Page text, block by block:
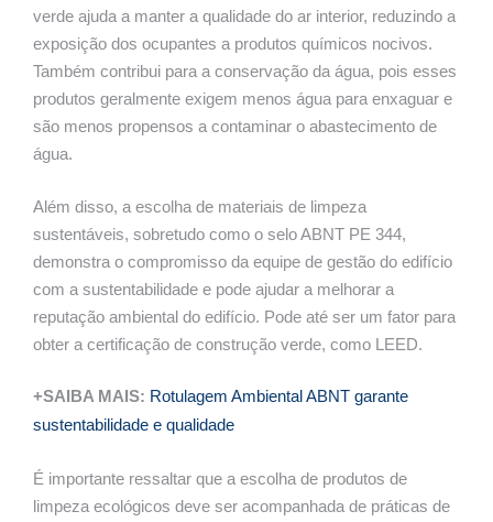
verde ajuda a manter a qualidade do ar interior, reduzindo a
exposição dos ocupantes a produtos químicos nocivos.
Também contribui para a conservação da água, pois esses
produtos geralmente exigem menos água para enxaguar e
são menos propensos a contaminar o abastecimento de
água.
Além disso, a escolha de materiais de limpeza
sustentáveis, sobretudo como o selo ABNT PE 344,
demonstra o compromisso da equipe de gestão do edifício
com a sustentabilidade e pode ajudar a melhorar a
reputação ambiental do edifício. Pode até ser um fator para
obter a certificação de construção verde, como LEED.
+SAIBA MAIS: Rotulagem Ambiental ABNT garante
sustentabilidade e qualidade
É importante ressaltar que a escolha de produtos de
limpeza ecológicos deve ser acompanhada de práticas de